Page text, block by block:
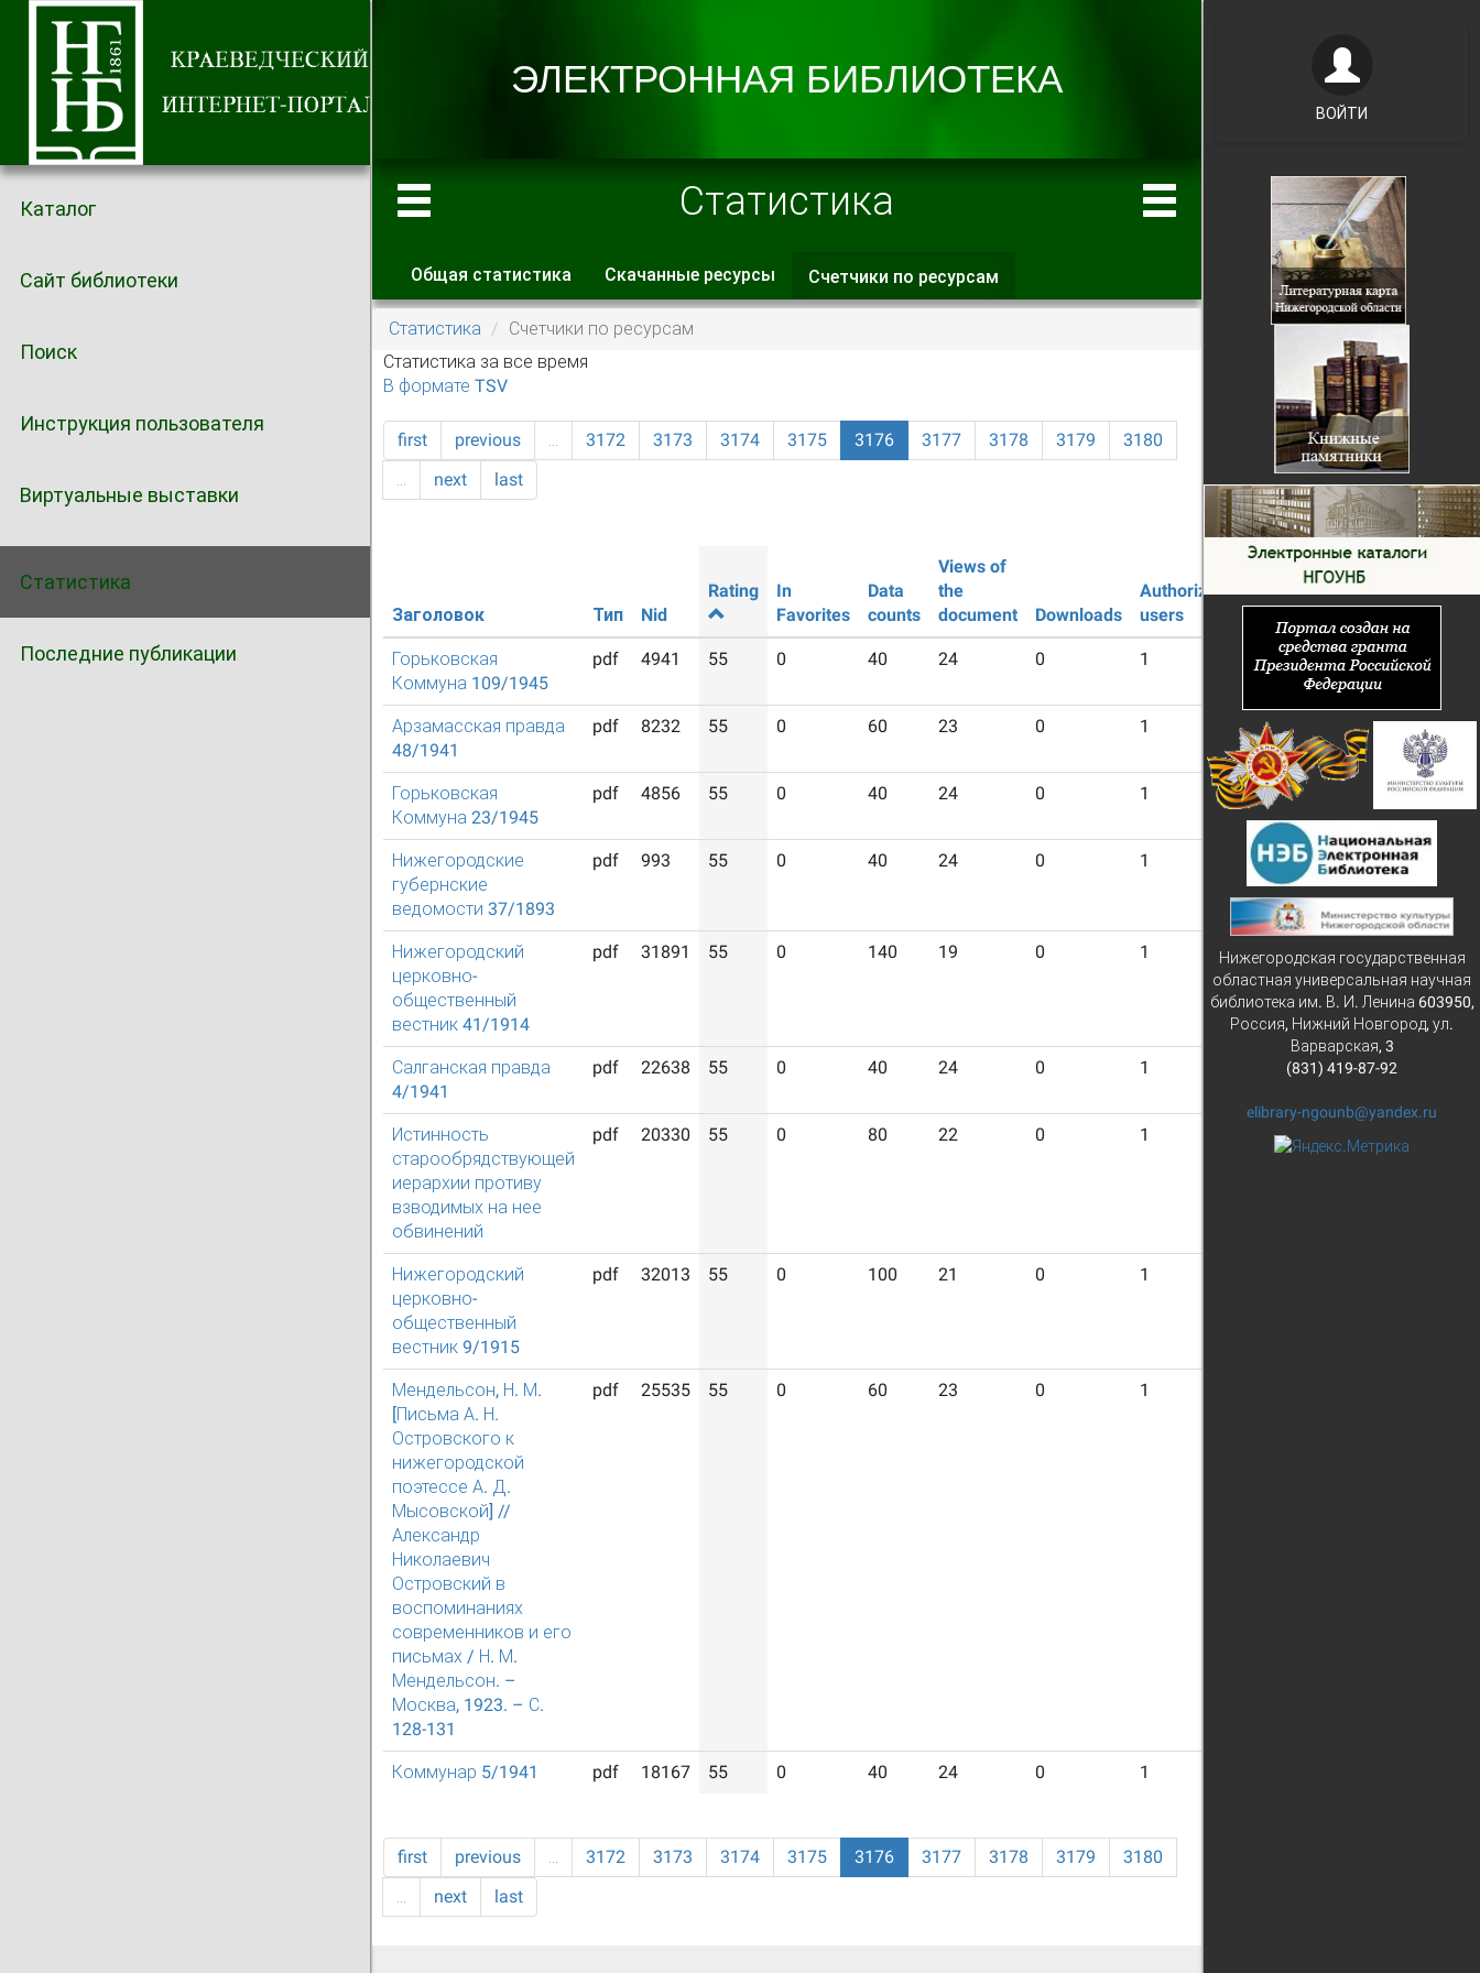
Каталог
Сайт библиотеки
Поиск
Инструкция пользователя
Виртуальные выставки
Статистика
Последние публикации
Статистика
Главные вкладки
Общая статистика Скачанные ресурсы Счетчики по ресурсам
вкладка)
Статистика
Счетчики по ресурсам
Статистика за все время
В формате TSV
first previous … 3172 3173 3174 3175 3176 3177 3178 3179
3180
…
next last
Заголовок Тип Nid
Rating
In
Favorites
Data
counts
Views of
the
document
Downloads
Authorized
users
Guest
Горьковская
Коммуна 109/1945
pdf 4941 55 0 40 24 0 1 24
Арзамасская правда
48/1941
pdf 8232 55 0 60 23 0 1 23
Горьковская
Коммуна 23/1945
pdf 4856 55 0 40 24 0 1 24
Нижегородские
губернские
ведомости 37/1893
pdf 993 55 0 40 24 0 1 24
Нижегородский
церковно-
общественный
вестник 41/1914
pdf 31891 55 0 140 19 0 1 19
Салганская правда
4/1941
pdf 22638 55 0 40 24 0 1
Истинность
старообрядствующей
иерархии противу
взводимых на нее
обвинений
pdf 20330 55 0 80 22 0 1
Нижегородский
церковно-
общественный
вестник 9/1915
pdf 32013 55 0 100 21 0 1
Мендельсон, Н. М.
[Письма А. Н.
Островского к
нижегородской
поэтессе А. Д.
Мысовской] //
Александр
Николаевич
Островский в
воспоминаниях
современников и его
письмах / Н. М.
Мендельсон. –
Москва, 1923. – С.
128-131
pdf 25535 55 0 60 23 0 1
Коммунар 5/1941 pdf 18167 55 0 40 24 0 1
first previous … 3172 3173 3174 3175 3176 3177 3178 3179
3180
…
next last
ВОЙТИ
Нижегородская государственная
областная универсальная научная
библиотека им. В. И. Ленина 603950,
Россия, Нижний Новгород, ул.
Варварская, 3
(831) 419-87-92
elibrary-ngounb@yandex.ru